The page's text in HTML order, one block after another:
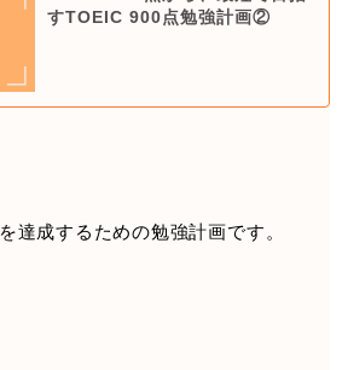
すTOEIC 900点勉強計画②
を達成するための勉強計画です。